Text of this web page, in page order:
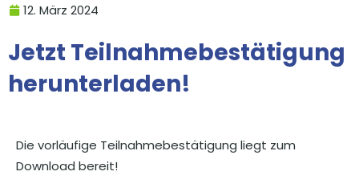
12. März 2024
Jetzt Teilnahmebestätigung
herunterladen!
Die vorläufige Teilnahmebestätigung liegt zum
Download bereit!